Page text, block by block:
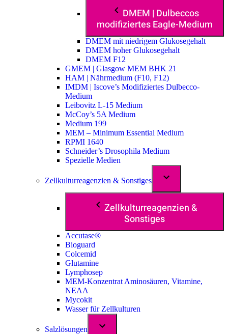
DMEM | Dulbeccos
modifiziertes Eagle-Medium
DMEM mit niedrigem Glukosegehalt
DMEM hoher Glukosegehalt
DMEM F12
GMEM | Glasgow MEM BHK 21
HAM | Nährmedium (F10, F12)
IMDM | Iscove’s Modifiziertes Dulbecco-
Medium
Leibovitz L-15 Medium
McCoy’s 5A Medium
Medium 199
MEM – Minimum Essential Medium
RPMI 1640
Schneider’s Drosophila Medium
Spezielle Medien
Zellkulturreagenzien & Sonstiges
Zellkulturreagenzien &
Sonstiges
Accutase®
Bioguard
Colcemid
Glutamine
Lymphosep
MEM-Konzentrat Aminosäuren, Vitamine,
NEAA
Mycokit
Wasser für Zellkulturen
Salzlösungen